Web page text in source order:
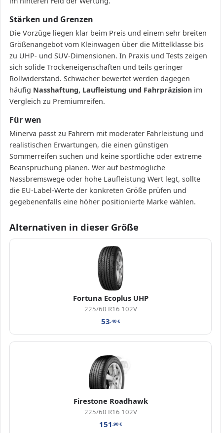
Stärken und Grenzen
Die Vorzüge liegen klar beim Preis und einem sehr breiten
Größenangebot vom Kleinwagen über die Mittelklasse bis
zu UHP- und SUV-Dimensionen. In Praxis und Tests zeigen
sich solide Trockeneigenschaften und teils geringer
Rollwiderstand. Schwächer bewertet werden dagegen
häufig Nasshaftung, Laufleistung und Fahrpräzision im
Vergleich zu Premiumreifen.
Für wen
Minerva passt zu Fahrern mit moderater Fahrleistung und
realistischen Erwartungen, die einen günstigen
Sommerreifen suchen und keine sportliche oder extreme
Beanspruchung planen. Wer auf bestmögliche
Nassbremswege oder hohe Laufleistung Wert legt, sollte
die EU-Label-Werte der konkreten Größe prüfen und
gegebenenfalls eine höher positionierte Marke wählen.
Alternativen in dieser Größe
Fortuna Ecoplus UHP
225/60 R16 102V
53,40€
Firestone Roadhawk
225/60 R16 102V
151,90€